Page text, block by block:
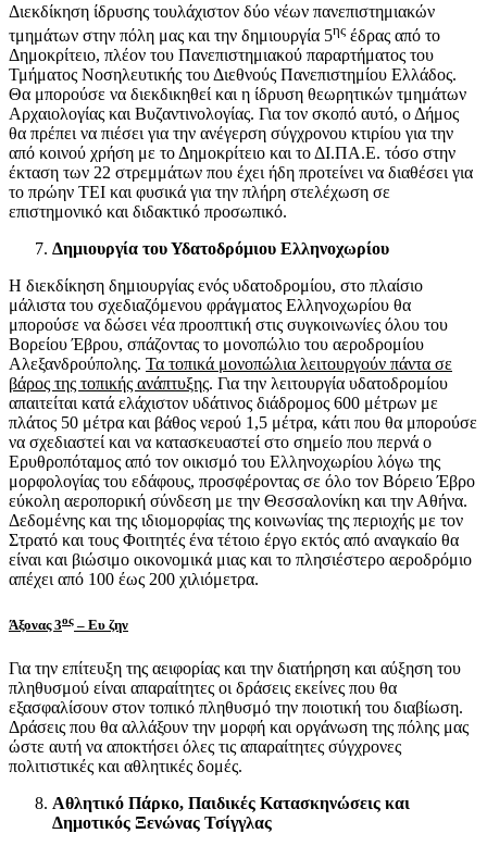
Διεκδίκηση ίδρυσης τουλάχιστον δύο νέων πανεπιστημιακών
τμημάτων στην πόλη μας και την δημιουργία 5ης έδρας από το
Δημοκρίτειο, πλέον του Πανεπιστημιακού παραρτήματος του
Τμήματος Νοσηλευτικής του Διεθνούς Πανεπιστημίου Ελλάδος.
Θα μπορούσε να διεκδικηθεί και η ίδρυση θεωρητικών τμημάτων
Αρχαιολογίας και Βυζαντινολογίας. Για τον σκοπό αυτό, ο Δήμος
θα πρέπει να πιέσει για την ανέγερση σύγχρονου κτιρίου για την
από κοινού χρήση με το Δημοκρίτειο και το ΔΙ.ΠΑ.Ε. τόσο στην
έκταση των 22 στρεμμάτων που έχει ήδη προτείνει να διαθέσει για
το πρώην ΤΕΙ και φυσικά για την πλήρη στελέχωση σε
επιστημονικό και διδακτικό προσωπικό.
Δημιουργία του Υδατοδρόμιου Ελληνοχωρίου
Η διεκδίκηση δημιουργίας ενός υδατοδρομίου, στο πλαίσιο
μάλιστα του σχεδιαζόμενου φράγματος Ελληνοχωρίου θα
μπορούσε να δώσει νέα προοπτική στις συγκοινωνίες όλου του
Βορείου Έβρου, σπάζοντας το μονοπώλιο του αεροδρομίου
Αλεξανδρούπολης. Τα τοπικά μονοπώλια λειτουργούν πάντα σε
βάρος της τοπικής ανάπτυξης. Για την λειτουργία υδατοδρομίου
απαιτείται κατά ελάχιστον υδάτινος διάδρομος 600 μέτρων με
πλάτος 50 μέτρα και βάθος νερού 1,5 μέτρα, κάτι που θα μπορούσε
να σχεδιαστεί και να κατασκευαστεί στο σημείο που περνά ο
Ερυθροπόταμος από τον οικισμό του Ελληνοχωρίου λόγω της
μορφολογίας του εδάφους, προσφέροντας σε όλο τον Βόρειο Έβρο
εύκολη αεροπορική σύνδεση με την Θεσσαλονίκη και την Αθήνα.
Δεδομένης και της ιδιομορφίας της κοινωνίας της περιοχής με τον
Στρατό και τους Φοιτητές ένα τέτοιο έργο εκτός από αναγκαίο θα
είναι και βιώσιμο οικονομικά μιας και το πλησιέστερο αεροδρόμιο
απέχει από 100 έως 200 χιλιόμετρα.
Άξονας 3ος – Ευ ζην
Για την επίτευξη της αειφορίας και την διατήρηση και αύξηση του
πληθυσμού είναι απαραίτητες οι δράσεις εκείνες που θα
εξασφαλίσουν στον τοπικό πληθυσμό την ποιοτική του διαβίωση.
Δράσεις που θα αλλάξουν την μορφή και οργάνωση της πόλης μας
ώστε αυτή να αποκτήσει όλες τις απαραίτητες σύγχρονες
πολιτιστικές και αθλητικές δομές.
Αθλητικό Πάρκο, Παιδικές Κατασκηνώσεις και
Δημοτικός Ξενώνας Τσίγγλας